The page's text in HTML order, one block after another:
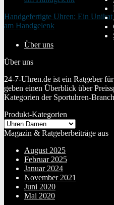
Handgefertigte Uhren: Ein Unikat
am Handgelenk
Über uns
Über uns
24-7-Uhren.de ist ein Ratgeber
geben einen Überblick über
Kategorien der Sportuhren-
Produkt-Kategorien
Magazin & Ratgeberbeiträge aus
August 2025
Februar 2025
Januar 2024
November 2021
Juni 2020
Mai 2020